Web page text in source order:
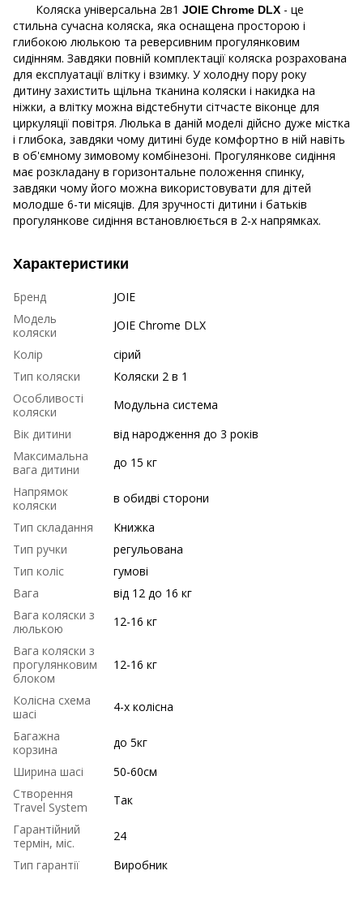
Коляска універсальна 2в1 JOIE Chrome DLX - це
стильна сучасна коляска, яка оснащена просторою і
глибокою люлькою та реверсивним прогулянковим
сидінням. Завдяки повній комплектації коляска розрахована
для експлуатації влітку і взимку. У холодну пору року
дитину захистить щільна тканина коляски і накидка на
ніжки, а влітку можна відстебнути сітчасте віконце для
циркуляції повітря. Люлька в даній моделі дійсно дуже містка
і глибока, завдяки чому дитині буде комфортно в ній навіть
в об'ємному зимовому комбінезоні. Прогулянкове сидіння
має розкладану в горизонтальне положення спинку,
завдяки чому його можна використовувати для дітей
молодше 6-ти місяців. Для зручності дитини і батьків
прогулянкове сидіння встановлюється в 2-х напрямках.
Характеристики
Бренд
JOIE
Модель
коляски
JOIE Chrome DLX
Колір
сірий
Тип коляски
Коляски 2 в 1
Особливості
коляски
Модульна система
Вік дитини
від народження до 3 років
Максимальна
вага дитини
до 15 кг
Напрямок
коляски
в обидві сторони
Тип складання
Книжка
Тип ручки
регульована
Тип коліс
гумові
Вага
від 12 до 16 кг
Вага коляски з
люлькою
12-16 кг
Вага коляски з
прогулянковим
блоком
12-16 кг
Колісна схема
шасі
4-х колісна
Багажна
корзина
до 5кг
Ширина шасі
50-60см
Створення
Travel System
Так
Гарантійний
термін, міс.
24
Тип гарантії
Виробник